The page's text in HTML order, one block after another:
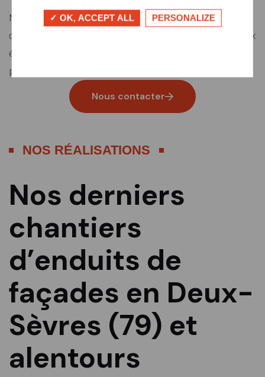
Notre engagement est simple : travaux de haute
qualité, respect des normes et utilisation de matériaux
éprouvés pour une protection optimale de votre
patrimoine.
Nous contacter
NOS RÉALISATIONS
Nos derniers
chantiers
d’enduits de
façades en Deux-
Sèvres (79) et
alentours
OK, ACCEPT ALL PERSONALIZE